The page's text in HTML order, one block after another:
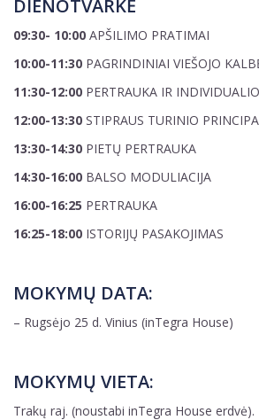
DIENOTVARKĖ
09:30- 10:00 APŠILIMO PRATIMAI
10:00-11:30 PAGRINDINIAI VIEŠOJO
11:30-12:00 PERTRAUKA IR
12:00-13:30 STIPRAUS TURINIO
13:30-14:30 PIETŲ PERTRAUKA
14:30-16:00 BALSO MODULIACIJA
16:00-16:25 PERTRAUKA
16:25-18:00 ISTORIJŲ PASAKOJIMAS
MOKYMŲ DATA:
– Rugsėjo 25 d. Vinius (inTegra House)
MOKYMŲ VIETA:
Trakų raj. (noustabi inTegra House